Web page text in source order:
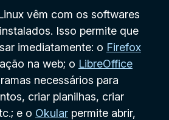
vêm com os softwares
Isso permite que
imediatamente: o Firefox
na web; o LibreOffice
necessários para
criar planilhas, criar
e o Okular permite abrir,